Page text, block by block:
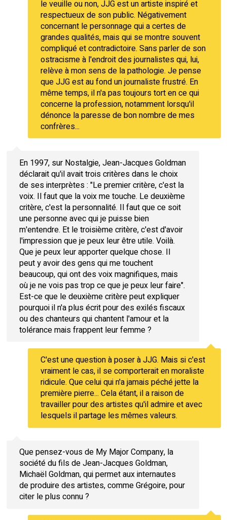
le veuille ou non, JJG est un artiste inspiré et
respectueux de son public. Négativement
concernant le personnage qui a certes de
grandes qualités, mais qui se montre souvent
compliqué et contradictoire. Sans parler de son
ostracisme à l'endroit des journalistes qui, lui,
relève à mon sens de la pathologie. Je pense
que JJG est au fond un journaliste frustré. En
même temps, il n'a pas toujours tort en ce qui
concerne la profession, notamment lorsqu'il
dénonce la paresse de bon nombre de mes
confrères...
En 1997, sur Nostalgie, Jean-Jacques Goldman
déclarait qu'il avait trois critères dans le choix
de ses interprètes : "Le premier critère, c'est la
voix. Il faut que la voix me touche. Le deuxième
critère, c'est la personnalité. Il faut que ce soit
une personne avec qui je puisse bien
m'entendre. Et le troisième critère, c'est d'avoir
l'impression que je peux leur être utile. Voilà.
Que je peux leur apporter quelque chose. Il
peut y avoir des gens qui me touchent
beaucoup, qui ont des voix magnifiques, mais
où je ne vois pas trop ce que je peux leur faire".
Est-ce que le deuxième critère peut expliquer
pourquoi il n'a plus écrit pour des exilés fiscaux
ou des chanteurs qui chantent l'amour et la
tolérance mais frappent leur femme ?
C'est une question à poser à JJG. Mais si c'est
vraiment le cas, il se comporterait en moraliste
ridicule. Que celui qui n'a jamais péché jette la
première pierre... Cela étant, il a raison de
travailler pour des artistes qu'il admire et avec
lesquels il partage les mêmes valeurs.
Que pensez-vous de My Major Company, la
société du fils de Jean-Jacques Goldman,
Michaël Goldman, qui permet aux internautes
de produire des artistes, comme Grégoire, pour
citer le plus connu ?